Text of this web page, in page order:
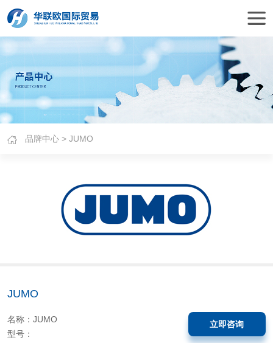
品牌中心 > JUMO
JUMO
名称：JUMO
型号：
立即咨询